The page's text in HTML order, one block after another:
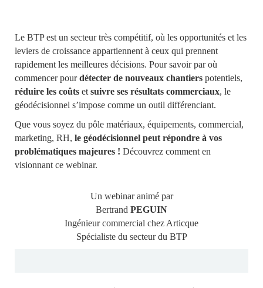
Le BTP est un secteur très compétitif, où les opportunités et les
leviers de croissance appartiennent à ceux qui prennent
rapidement les meilleures décisions. Pour savoir par où
commencer pourdétecter de nouveaux chantiers potentiels,
réduire les coûts et suivre ses résultats commerciaux, le
géodécisionnel s’impose comme un outil différenciant.
Que vous soyez du pôle matériaux, équipements, commercial,
marketing, RH, le géodécisionnel peut répondre à vos
problématiques majeures ! Découvrez comment en
visionnant ce webinar.
Un webinar animé par
Bertrand PEGUIN
Ingénieur commercial chez Articque
Spécialiste du secteur du BTP